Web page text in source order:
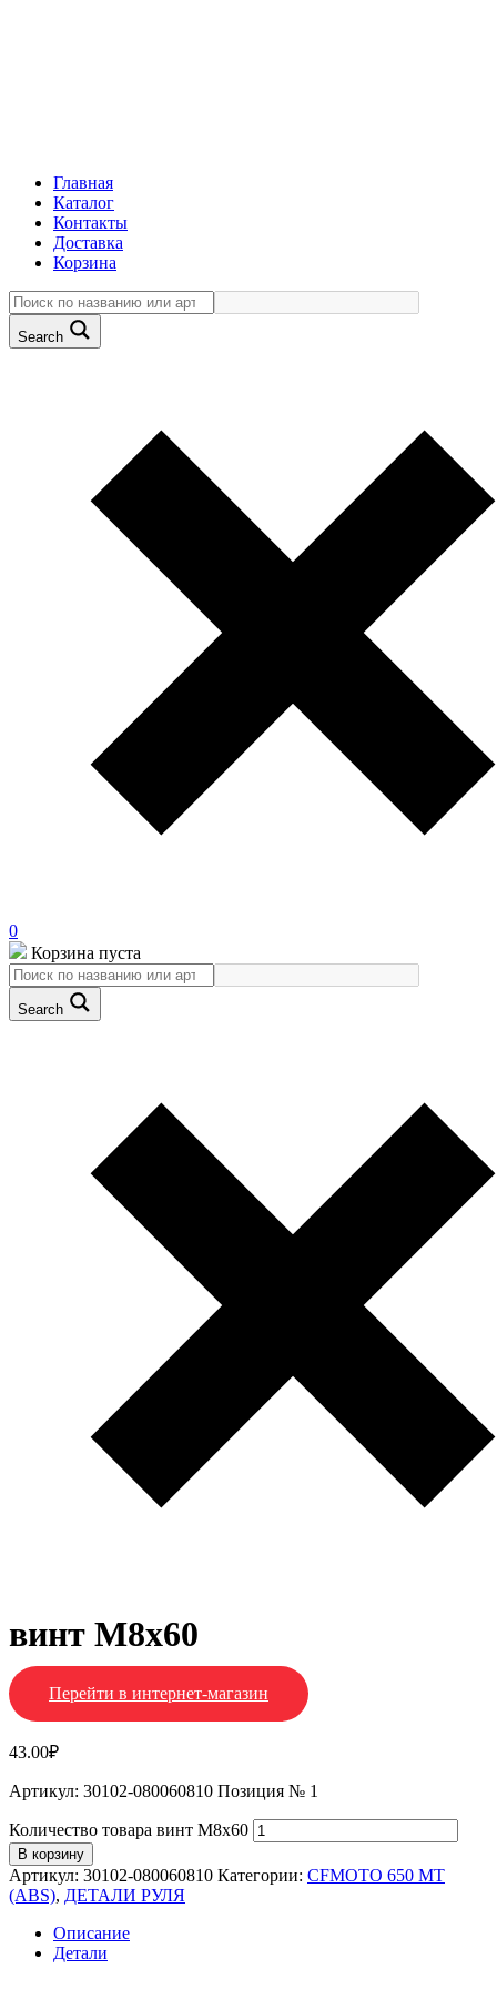
Главная
Каталог
Контакты
Доставка
Корзина
Search
0
Корзина пуста
Search
винт М8х60
Перейти в интернет-магазин
43.00₽
Артикул: 30102-080060810 Позиция № 1
Количество товара винт М8х60
В корзину
Артикул: 30102-080060810 Категории: CFMOTO 650 MT
(ABS), ДЕТАЛИ РУЛЯ
Описание
Детали